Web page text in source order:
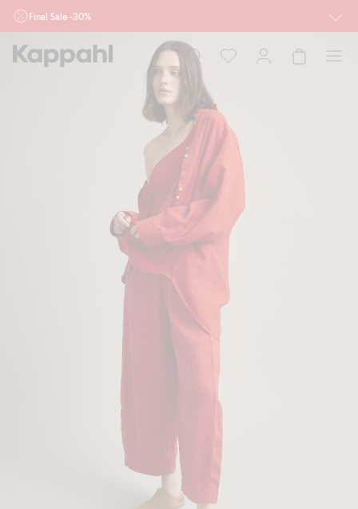
Final Sale -30%
Ważne przy zakupie min. 2 sztuk produktów włączonych w ofertę, również z
działu outlet do 10.8 w sklepach Kappahl i Newbie oraz na kappahl.com. Ofert
nie łączymy
Mężczyzna Dziecko